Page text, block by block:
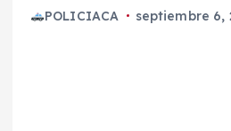
POLICIACA septiembre 6,